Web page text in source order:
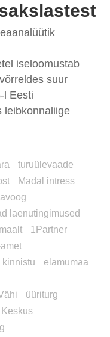
iseloomustab
suur
l Eesti
leibkonnaliige
turuülevaade
Madal intress
laenutingimused
1Partner
kinnistu
elamumaa
üüriturg